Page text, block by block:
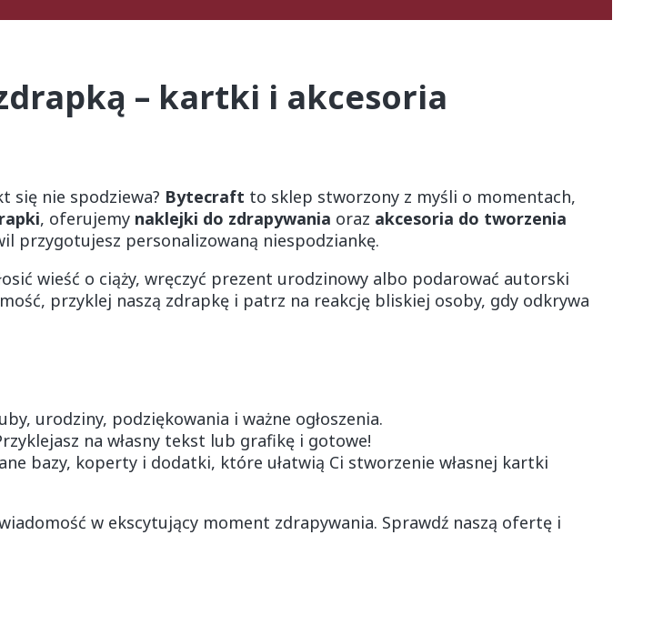
– kartki i akcesoria
się nie spodziewa? Bytecraft to sklep stworzony z myśli o momentach,
, oferujemy naklejki do zdrapywania oraz akcesoria do tworzenia
przygotujesz personalizowaną niespodziankę.
wieść o ciąży, wręczyć prezent urodzinowy albo podarować autorski
przyklej naszą zdrapkę i patrz na reakcję bliskiej osoby, gdy odkrywa
urodziny, podziękowania i ważne ogłoszenia.
na własny tekst lub grafikę i gotowe!
bazy, koperty i dodatki, które ułatwią Ci stworzenie własnej kartki
w ekscytujący moment zdrapywania. Sprawdź naszą ofertę i